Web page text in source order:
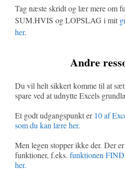
Tag næste skridt og lær mere om
SUM.HVIS og LOPSLAG i mit
her.
Andre
Du vil helt sikkert komme til at
spare ved at udnytte Excels
Et godt udgangspunkt er 10 af
som du kan lære her.
Men legen stopper ikke der. Der
funktioner, f.eks. funktionen
her.